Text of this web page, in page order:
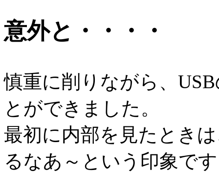
意外と・・・・
慎重に削りながら、
とができました。
最初に内部を見たとき
るなあ～という印象で